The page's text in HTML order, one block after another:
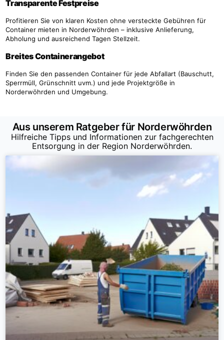
Transparente Festpreise
Profitieren Sie von klaren Kosten ohne versteckte Gebühren für
Container mieten in Norderwöhrden – inklusive Anlieferung,
Abholung und ausreichend Tagen Stellzeit.
Breites Containerangebot
Finden Sie den passenden Container für jede Abfallart (Bauschutt,
Sperrmüll, Grünschnitt uvm.) und jede Projektgröße in
Norderwöhrden und Umgebung.
Aus unserem Ratgeber für Norderwöhrden
Hilfreiche Tipps und Informationen zur fachgerechten
Entsorgung in der Region Norderwöhrden.